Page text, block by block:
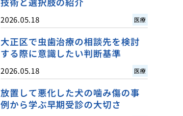
2026.05.18 医療
大正区で虫歯治療の相談先を検討
する際に意識したい判断基準
2026.05.18 医療
放置して悪化した犬の噛み傷の事
例から学ぶ早期受診の大切さ